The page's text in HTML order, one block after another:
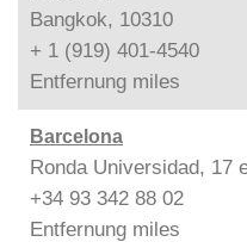
Bangkok, 10310
+ 1 (919) 401-4540
Entfernung miles
Barcelona
Ronda Universidad, 17
+34 93 342 88 02
Entfernung miles